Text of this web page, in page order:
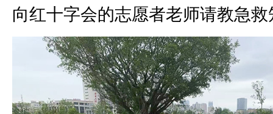
向红十字会的志愿者老师请教急救